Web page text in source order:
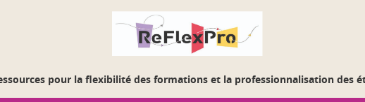
pour la flexibilité des formations et la professionnalisation des